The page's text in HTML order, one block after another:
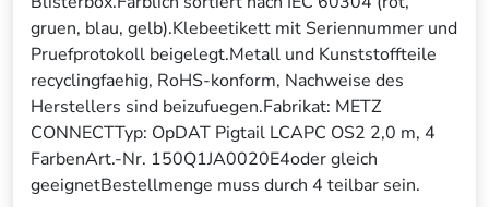
gruen, blau, gelb).Klebeetikett mit Seriennummer und
Pruefprotokoll beigelegt.Metall und Kunststoffteile
recyclingfaehig, RoHS-konform, Nachweise des
Herstellers sind beizufuegen.Fabrikat: METZ
CONNECTTyp: OpDAT Pigtail LCAPC OS2 2,0 m, 4
FarbenArt.-Nr. 150Q1JA0020E4oder gleich
geeignetBestellmenge muss durch 4 teilbar sein.